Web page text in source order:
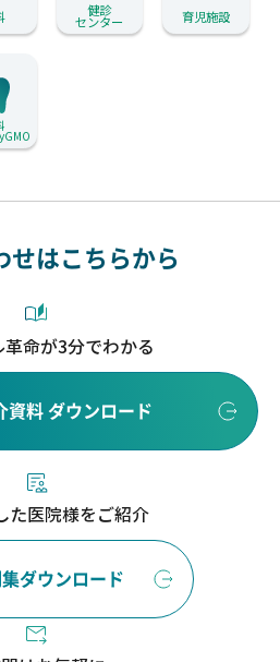
健診
センター 育児施設
せはこちらから
革命が3分でわかる
資料 ダウンロード
た医院様をご紹介
ダウンロード